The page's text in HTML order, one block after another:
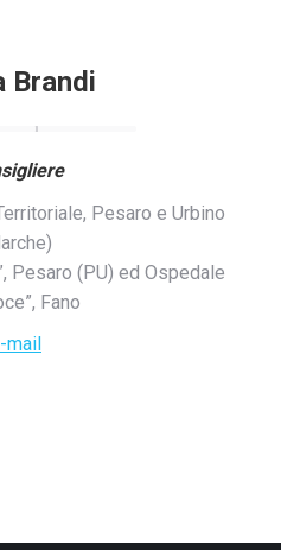
Brandi
Pesaro e Urbino
Pesaro (PU) ed Ospedale
Fano
mail